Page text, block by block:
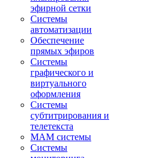
эфирной сетки
Системы
автоматизации
Обеспечение
прямых эфиров
Системы
графического и
виртуального
оформления
Системы
субтитрирования и
телетекста
MAM системы
Системы